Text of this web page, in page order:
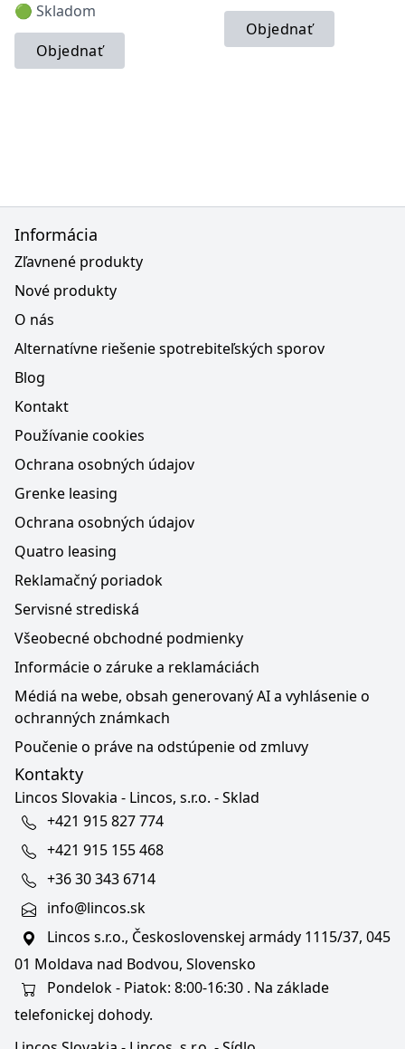
🟢 Skladom
Objednať
Objednať
Informácia
Zľavnené produkty
Nové produkty
O nás
Alternatívne riešenie spotrebiteľských sporov
Blog
Kontakt
Používanie cookies
Ochrana osobných údajov
Grenke leasing
Ochrana osobných údajov
Quatro leasing
Reklamačný poriadok
Servisné strediská
Všeobecné obchodné podmienky
Informácie o záruke a reklamáciách
Médiá na webe, obsah generovaný AI a vyhlásenie o
ochranných známkach
Poučenie o práve na odstúpenie od zmluvy
Kontakty
Lincos Slovakia - Lincos, s.r.o. - Sklad
+421 915 827 774
+421 915 155 468
+36 30 343 6714
info@lincos.sk
Lincos s.r.o., Československej armády 1115/37, 045
01 Moldava nad Bodvou, Slovensko
Pondelok - Piatok: 8:00-16:30 . Na základe
telefonickej dohody.